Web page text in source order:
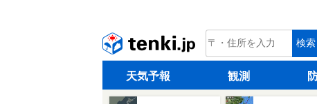
tenki.jp 検索
天気予報 観測